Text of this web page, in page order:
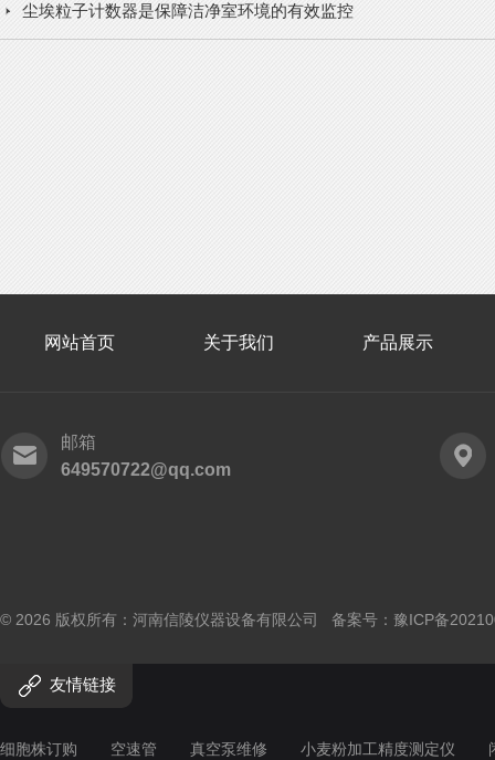
尘埃粒子计数器是保障洁净室环境的有效监控
网站首页 关于我们 产品展示
邮箱
649570722@qq.com
© 2026 版权所有：河南信陵仪器设备有限公司 备案号： 豫ICP备
友情链接
细胞株订购 空速管 真空泵维修 小麦粉加工精度测定仪